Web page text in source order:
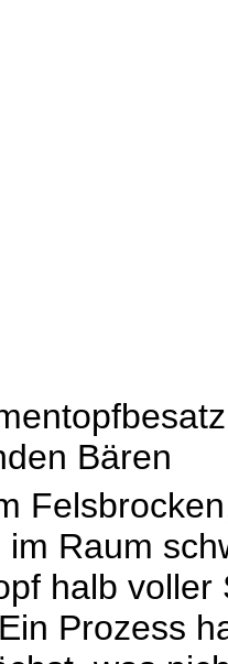
Bären
im Raum
halb
Prozess